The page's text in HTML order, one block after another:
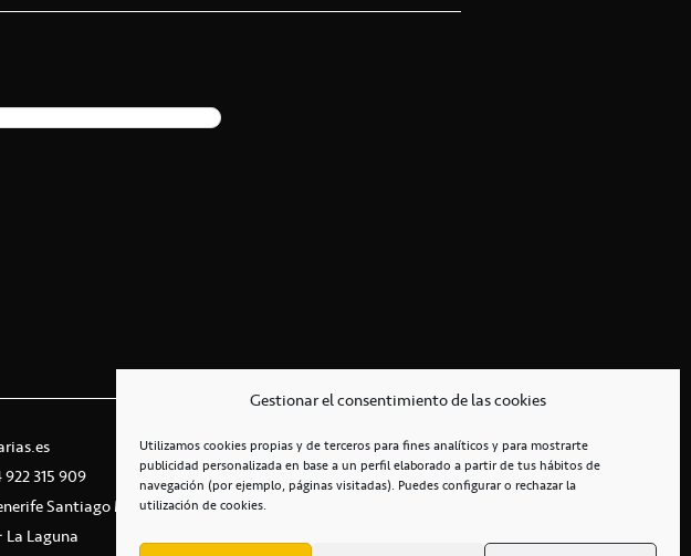
Gestionar el consentimiento de las cookies
Utilizamos cookies propias y de terceros para fines analíticos y para mostrarte
publicidad personalizada en base a un perfil elaborado a partir de tus hábitos de
navegación (por ejemplo, páginas visitadas). Puedes configurar o rechazar la
utilización de cookies.
922 315 909
Santiago Martín
La Laguna